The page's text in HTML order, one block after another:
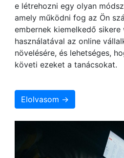
e létrehozni egy olyan
amely működni fog az Ön
embernek kiemelkedő sikere
használatával az online
növelésére, és lehetséges,
követi ezeket a tanácsokat.
Elolvasom →